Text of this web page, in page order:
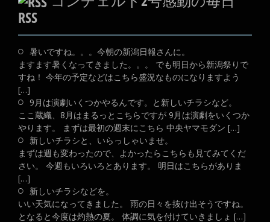
RSS
暑いですね。。。今朝の新潟日報さんに。
ますます暑くなってきました。。。 でも明日から新潟祭りで
すね！ 今年の予定などはこちら盛況なものになりますよう
[…]
9月は演劇いくつかやるんです。と新しいチラシなど。
ここ蔵織、8月はまるっとこちらですが 9月は演劇をいくつか
やります。 まずは最初の週末にこちら 中央ヤマモダン […]
新しいチラシと、いらっしゃいませ。
まずは週も変わったので、よかったらこちらも見てみてくだ
さい。 今週もいろいろとあります。 明日はこちらがありま
[…]
新しいチラシなどを。
いい天気になってきました。 雨の日々を抜け出そうですね。
となると今度は灼熱の夏。 体調に気を付けていきましょ […]